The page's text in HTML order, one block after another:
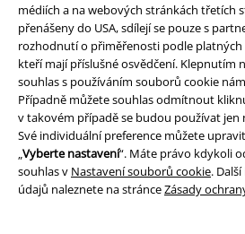
médiích a na webových stránkách třetích
přenášeny do USA, sdílejí se pouze s
rozhodnutí o přiměřenosti podle platných
kteří mají příslušné osvědčení. Klepnutím
souhlas s používáním souborů cookie
Případně můžete souhlas odmítnout
v takovém případě se budou používat
Své individuální preference můžete
„Vyberte nastavení“. Máte právo kdykoli
souhlas v Nastavení souborů cookie.
údajů naleznete na stránceZásady
Právní informace
Podmínky
Prohlášení
Ochrana osobních údajů
Likvidace odpadu a ochrana životního
Prohlášení o shodě